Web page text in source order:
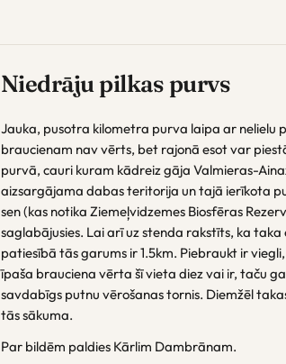
Niedrāju pilkas purvs
Jauka, pusotra kilometra purva laipa ar nelielu
braucienam nav vērts, bet rajonā esot var
purvā, cauri kuram kādreiz gāja Valmieras-
aizsargājama dabas teritorija un tajā ierīkota
sen (kas notika Ziemeļvidzemes Biosfēras
saglabājusies. Lai arī uz stenda rakstīts, ka
patiesībā tās garums ir 1.5km. Piebraukt ir
īpaša brauciena vērta šī vieta diez vai ir, taču
savdabīgs putnu vērošanas tornis. Diemžēl
tās sākuma.
Par bildēm paldies Kārlim Dambrānam.